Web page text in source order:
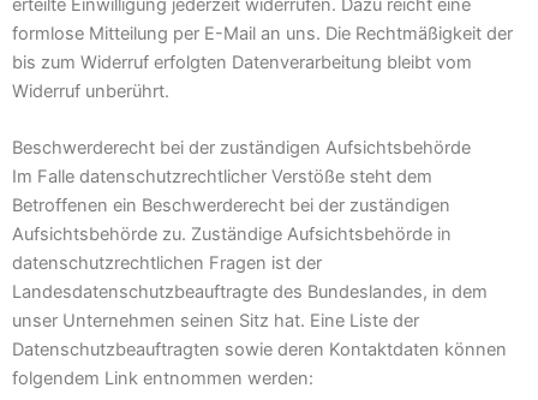
erteilte Einwilligung jederzeit widerrufen. Dazu reicht eine
formlose Mitteilung per E-Mail an uns. Die Rechtmäßigkeit der
bis zum Widerruf erfolgten Datenverarbeitung bleibt vom
Widerruf unberührt.
Beschwerderecht bei der zuständigen Aufsichtsbehörde
Im Falle datenschutzrechtlicher Verstöße steht dem
Betroffenen ein Beschwerderecht bei der zuständigen
Aufsichtsbehörde zu. Zuständige Aufsichtsbehörde in
datenschutzrechtlichen Fragen ist der
Landesdatenschutzbeauftragte des Bundeslandes, in dem
unser Unternehmen seinen Sitz hat. Eine Liste der
Datenschutzbeauftragten sowie deren Kontaktdaten können
folgendem Link entnommen werden: